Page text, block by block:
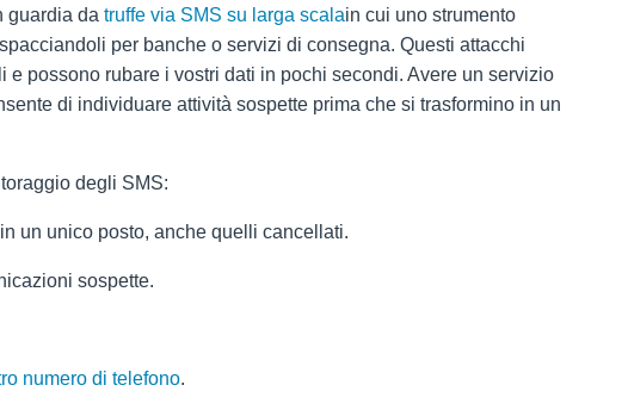
guardia da truffe via SMS su larga scalain cui uno strumento
per banche o servizi di consegna. Questi attacchi
possono rubare i vostri dati in pochi secondi. Avere un servizio
di individuare attività sospette prima che si trasformino in un
degli SMS:
un unico posto, anche quelli cancellati.
sospette.
numero di telefono.